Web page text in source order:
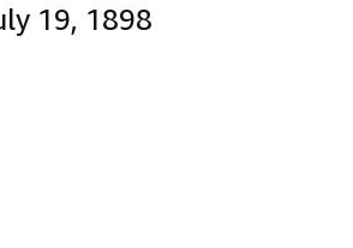
19, 1898